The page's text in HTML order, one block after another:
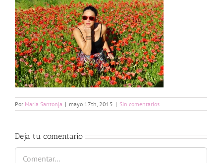
Por Maria Santonja | mayo 17th, 2015 | Sin comentarios
Deja tu comentario
Comentar